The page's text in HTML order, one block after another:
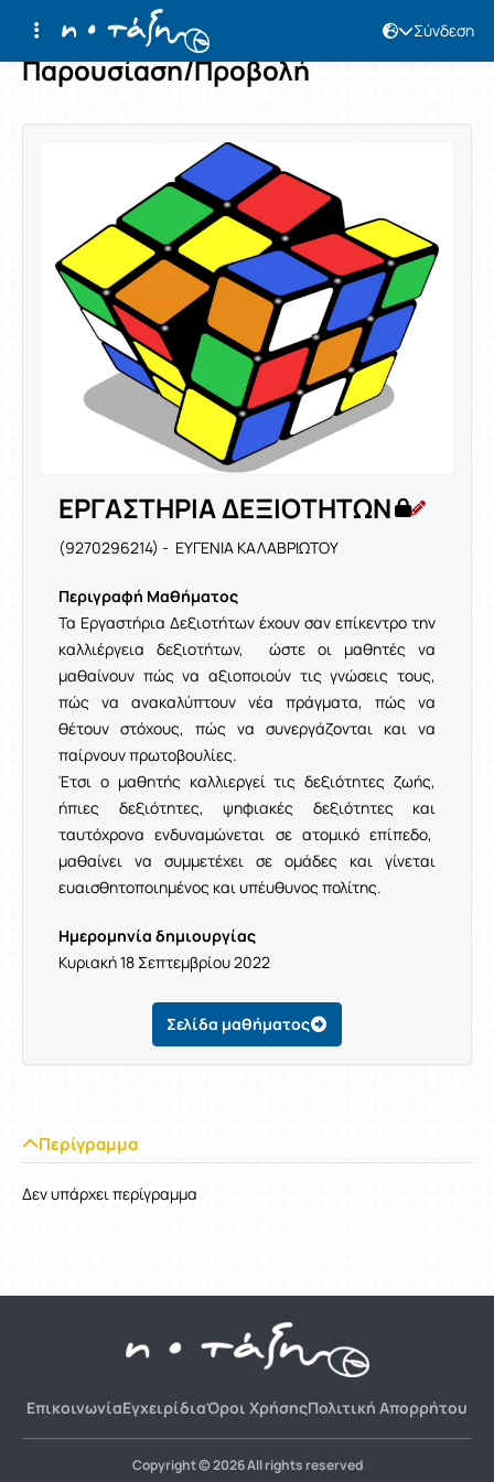
Σύνδεση
Παρουσίαση/Προβολή
ΕΡΓΑΣΤΗΡΙΑ ΔΕΞΙΟΤΗΤΩΝ
(9270296214) - ΕΥΓΕΝΙΑ ΚΑΛΑΒΡΙΩΤΟΥ
Περιγραφή Μαθήματος
Τα Εργαστήρια Δεξιοτήτων έχουν σαν επίκεντρο την
καλλιέργεια δεξιοτήτων, ώστε οι μαθητές να
μαθαίνουν πώς να αξιοποιούν τις γνώσεις τους,
πώς να ανακαλύπτουν νέα πράγματα, πώς να
θέτουν στόχους, πώς να συνεργάζονται και να
παίρνουν πρωτοβουλίες.
Έτσι ο μαθητής καλλιεργεί τις δεξιότητες ζωής,
ήπιες δεξιότητες, ψηφιακές δεξιότητες και
ταυτόχρονα ενδυναμώνεται σε ατομικό επίπεδο,
μαθαίνει να συμμετέχει σε ομάδες και γίνεται
ευαισθητοποιημένος και υπέυθυνος πολίτης.
Ημερομηνία δημιουργίας
Κυριακή 18 Σεπτεμβρίου 2022
Σελίδα μαθήματος
Περίγραμμα
Δεν υπάρχει περίγραμμα
ΕπικοινωνίαΕγχειρίδιαΌροι ΧρήσηςΠολιτική Απορρήτου
Copyright © 2026 All rights reserved